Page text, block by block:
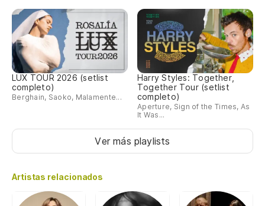
LUX TOUR 2026 (setlist
completo)
Berghain, Saoko, Malamente...
Harry Styles: Together,
Together Tour (setlist
completo)
Aperture, Sign of the Times, As
It Was...
Ver más playlists
Artistas relacionados